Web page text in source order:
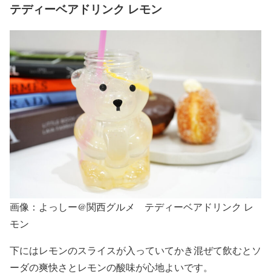
テディーベアドリンク レモン
画像：よっしー@関西グルメ テディーベアドリンク レ
モン
下にはレモンのスライスが入っていてかき混ぜて飲むとソ
ーダの爽快さとレモンの酸味が心地よいです。